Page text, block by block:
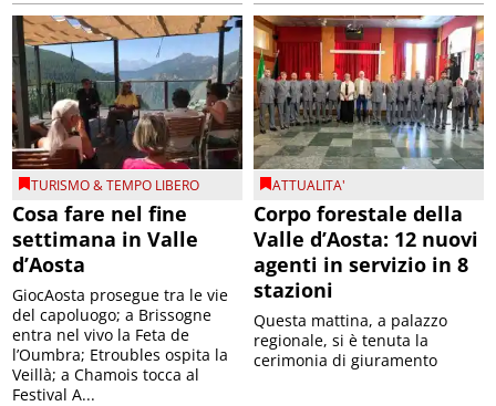
TURISMO & TEMPO LIBERO
Cosa fare nel fine
settimana in Valle
d’Aosta
GiocAosta prosegue tra le vie
del capoluogo; a Brissogne
entra nel vivo la Feta de
l’Oumbra; Etroubles ospita la
Veillà; a Chamois tocca al
Festival A...
ATTUALITA'
Corpo forestale della
Valle d’Aosta: 12 nuovi
agenti in servizio in 8
stazioni
Questa mattina, a palazzo
regionale, si è tenuta la
cerimonia di giuramento